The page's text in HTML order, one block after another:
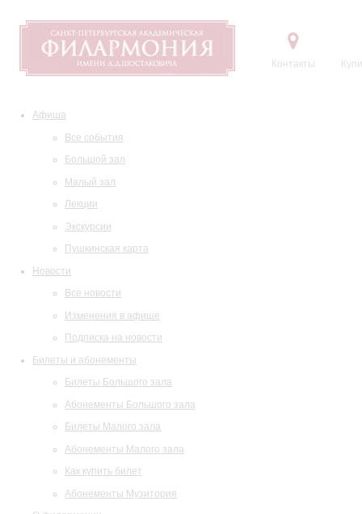
Контакты
Афиша
Все события
Большой зал
Малый зал
Лекции
Экскурсии
Пушкинская карта
Новости
Все новости
Изменения в афише
Подписка на новости
Билеты и абонементы
Билеты Большого зала
Абонементы Большого зала
Билеты Малого зала
Абонементы Малого зала
Как купить билет
Абонементы Музитория